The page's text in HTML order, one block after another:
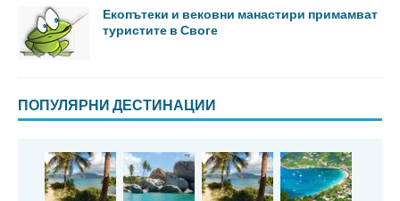
Екопътеки и вековни манастири примамват
туристите в Своге
ПОПУЛЯРНИ ДЕСТИНАЦИИ